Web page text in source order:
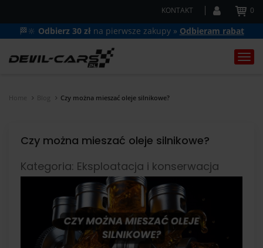
KONTAKT 0
🏁🔆 Odbierz 30 zł na pierwsze zakupy » Odbieram rabat
Home Blog Czy można mieszać oleje silnikowe?
Czy można mieszać oleje silnikowe?
Kategoria: Eksploatacja i konserwacja